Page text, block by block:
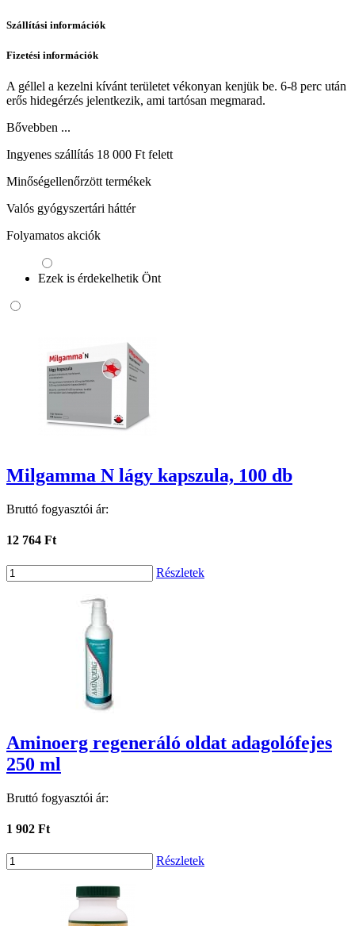
Szállítási információk
Fizetési információk
A géllel a kezelni kívánt területet vékonyan kenjük be. 6-8 perc után
erős hidegérzés jelentkezik, ami tartósan megmarad.
Bővebben ...
Ingyenes szállítás 18 000 Ft felett
Minőségellenőrzött termékek
Valós gyógyszertári háttér
Folyamatos akciók
Ezek is érdekelhetik Önt
Milgamma N lágy kapszula, 100 db
Bruttó fogyasztói ár:
12 764 Ft
Részletek
Aminoerg regeneráló oldat adagolófejes
250 ml
Bruttó fogyasztói ár:
1 902 Ft
Részletek